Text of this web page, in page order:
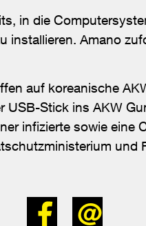
in die
installieren. Amano
auf koreanische
USB-Stick ins AKW
infizierte sowie eine
und
Bei